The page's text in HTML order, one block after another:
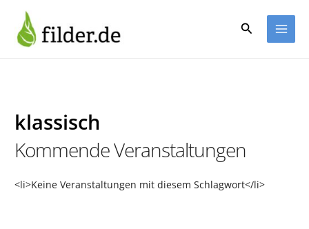
Inhalt
springen
Suchen
klassisch
Kommende Veranstaltungen
<li>Keine Veranstaltungen mit diesem Schlagwort</li>